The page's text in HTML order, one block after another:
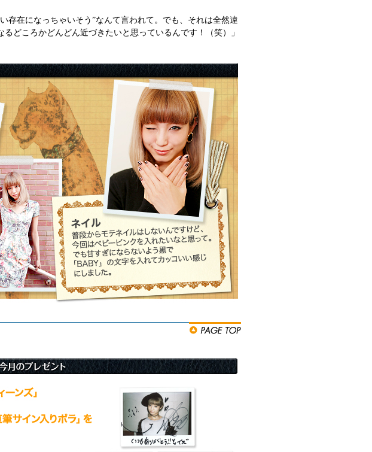
存在になっちゃいそう”なんて言われて。でも、それは全然違
どころかどんどん近づきたいと思っているんです！（笑）」